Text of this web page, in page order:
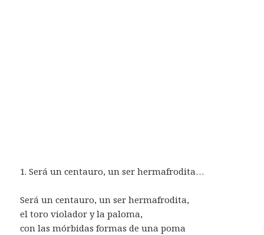
1. Será un centauro, un ser hermafrodita…
Será un centauro, un ser hermafrodita,
el toro violador y la paloma,
con las mórbidas formas de una poma